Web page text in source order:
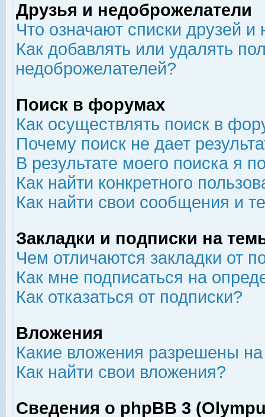
Друзья и недоброжелатели
Что означают списки друзей
Как добавлять или удалять
недоброжелателей?
Поиск в форумах
Как осуществлять поиск в
Почему поиск не дает
В результате моего поиска я
Как найти конкретного
Как найти свои сообщения и
Закладки и подписки на
Чем отличаются закладки от
Как мне подписаться на
Как отказаться от подписки?
Вложения
Какие вложения разрешены
Как найти свои вложения?
Сведения о phpBB 3